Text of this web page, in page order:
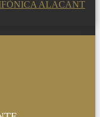
ALACANT